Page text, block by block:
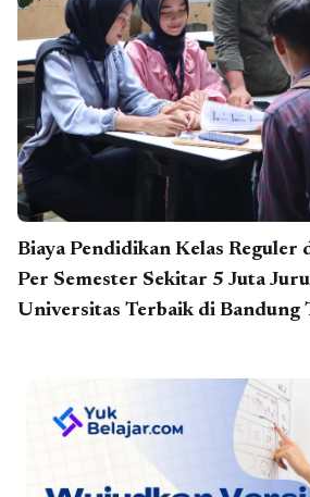
Biaya Pendidikan Kelas Reguler
Per Semester Sekitar 5 Juta
Universitas Terbaik di Bandung